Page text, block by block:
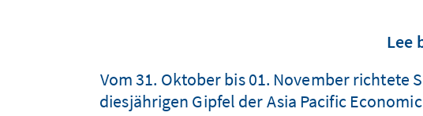
Lee
Vom 31. Oktober bis 01. November richtete
diesjährigen Gipfel der Asia Pacific